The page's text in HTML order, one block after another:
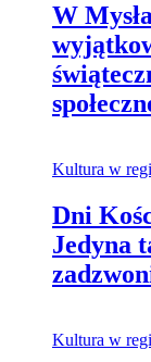
W
Kultura w
Dni
Jedyna
Kultura w